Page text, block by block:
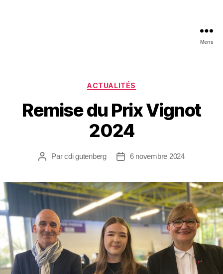
Menu
ACTUALITÉS
Remise du Prix Vignot
2024
Parcdi gutenberg 6 novembre 2024